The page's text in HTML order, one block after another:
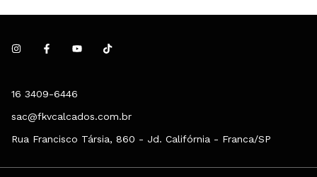
16 3409-6446
sac@fkvcalcados.com.br
Rua Francisco Társia, 860 - Jd. Califórnia - Franca/SP